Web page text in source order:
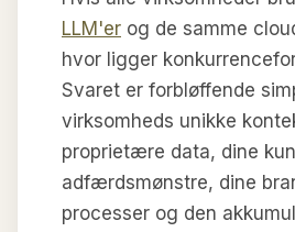
LLM'er og de samme
hvor ligger
Svaret er forbløffende
virksomheds unikke
proprietære data, dine
adfærdsmønstre, dine
processer og den